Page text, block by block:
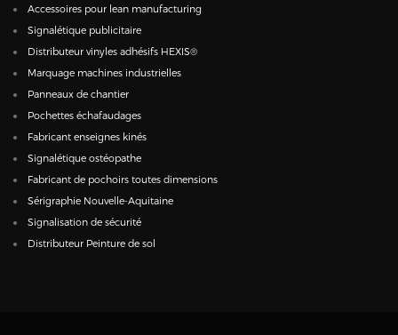
Accessoires pour lean manufacturing
Signalétique publicitaire
Distributeur vinyles adhésifs HEXIS®
Marquage machines industrielles
Panneaux de chantier
Pochettes échafaudages
Fabricant enseignes kinés
Signalétique ostéopathe
Fabricant de pochoirs toutes dimensions
Sérigraphie Nouvelle-Aquitaine
Signalisation de sécurité
Distributeur Peinture de sol